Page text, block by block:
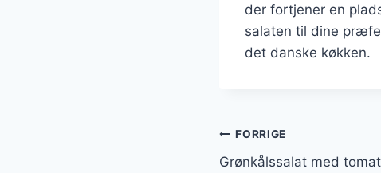
der fortjener en
salaten til dine
det danske køkken.
FORRIGE
Grønkålssalat med